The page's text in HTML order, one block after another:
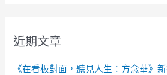
近期文章
《在看板對面，聽見人生：方念華》